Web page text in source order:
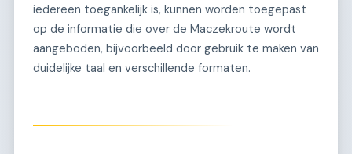
iedereen toegankelijk is, kunnen worden toegepast
op de informatie die over de Maczekroute wordt
aangeboden, bijvoorbeeld door gebruik te maken van
duidelijke taal en verschillende formaten.